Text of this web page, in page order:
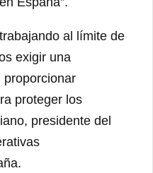
al límite de
exigir una
proporcionar
proteger los
presidente del